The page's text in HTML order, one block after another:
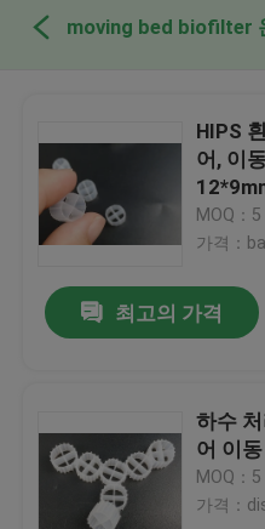
moving bed biofilter
HIPS
어, 이
MOQ：
가격：
최고의 가격
하수
어 이
MOQ：
가격：